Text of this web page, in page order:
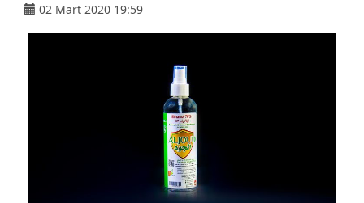
02 Mart 2020 19:59